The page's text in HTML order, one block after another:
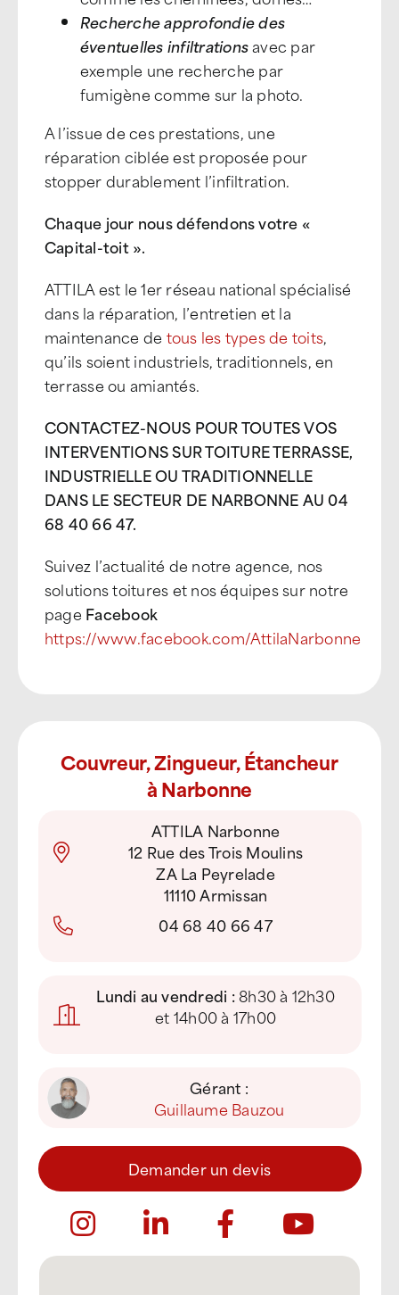
Recherche approfondie des
éventuelles infiltrationsavec par
exemple une recherche par
fumigène comme sur la photo.
A l’issue de ces prestations, une
réparation ciblée est proposée pour
stopper durablement l’infiltration.
Chaque jour nous défendons votre «
Capital-toit ».
ATTILA est le 1er réseau national spécialisé
dans la réparation, l’entretien et la
maintenance de tous les types de toits,
qu’ils soient industriels, traditionnels, en
terrasse ou amiantés.
CONTACTEZ-NOUS POUR TOUTES VOS
INTERVENTIONS SUR TOITURE TERRASSE,
INDUSTRIELLE OU TRADITIONNELLE
DANS LE SECTEUR DE NARBONNE AU 04
68 40 66 47.
Suivez l’actualité de notre agence, nos
solutions toitures et nos équipes sur notre
page Facebook
https://www.facebook.com/AttilaNarbonne
Couvreur, Zingueur, Étancheur
à Narbonne
ATTILA Narbonne
12 Rue des Trois Moulins
ZA La Peyrelade
11110 Armissan
04 68 40 66 47
Lundi au vendredi :8h30 à 12h30
et 14h00 à 17h00
Gérant :
Guillaume Bauzou
Demander un devis